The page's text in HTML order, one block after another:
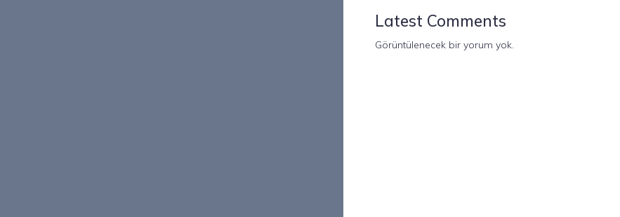
Latest Comments
Görüntülenecek bir yorum yok.